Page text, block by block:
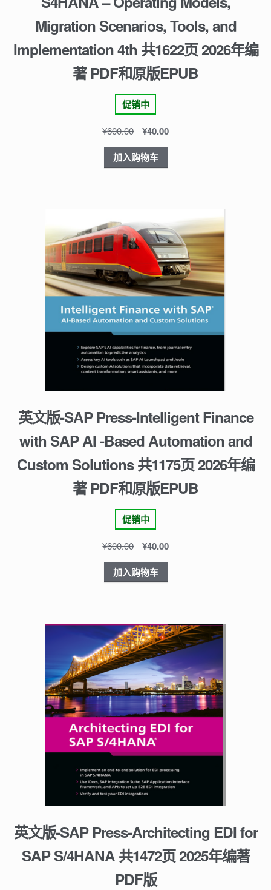
Migration Scenarios, Tools, and
Implementation 4th 共1622页 2026年编
著 PDF和原版EPUB
促销中
¥600.00 ¥40.00
加入购物车
英文版-SAP Press-Intelligent Finance
with SAP AI -Based Automation and
Custom Solutions 共1175页 2026年编
著 PDF和原版EPUB
促销中
¥600.00 ¥40.00
加入购物车
英文版-SAP Press-Architecting EDI for
SAP S/4HANA 共1472页 2025年编著
PDF版